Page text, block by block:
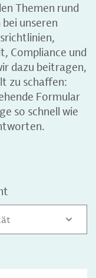
Themen rund
unseren
Compliance und
dazu beitragen,
zu schaffen:
Formular
so schnell wie